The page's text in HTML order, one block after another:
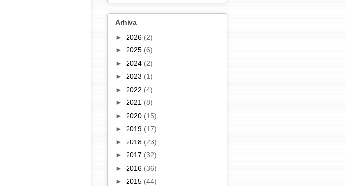
Arhiva
► 2026 (2)
► 2025 (6)
► 2024 (2)
► 2023 (1)
► 2022 (4)
► 2021 (8)
► 2020 (15)
► 2019 (17)
► 2018 (23)
► 2017 (32)
► 2016 (36)
► 2015 (44)